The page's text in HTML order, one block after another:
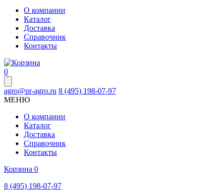
О компании
Каталог
Доставка
Справочник
Контакты
0
agro@pr-agro.ru 8 (495) 198-07-97
МЕНЮ
О компании
Каталог
Доставка
Справочник
Контакты
Корзина 0
8 (495) 198-07-97